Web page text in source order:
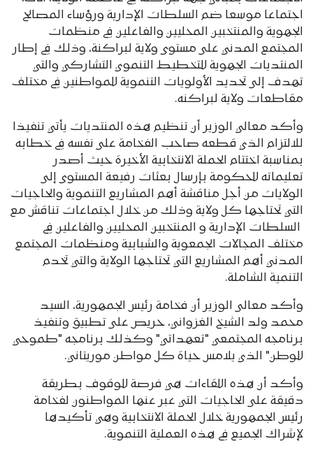
اجتماعا موسعا ضم السلطات الإدارية ورؤساء المصالح
الجهوية والمنتخبين المحليين والفاعلين في منظمات
المجتمع المدني على مستوى ولاية لبراكنة، وذلك في إطار
المنتديات الجهوية للتخطيط التنموي التشاركي والتي
تهدف إلى تحديد الأولويات التنموية للمواطنين في مختلف
مقاطعات ولاية لبراكنه.
وأكد معالي الوزير أن تنظيم هذه المنتديات يأتي تنفيذا
للالتزام الذي قطعه صاحب الفخامة على نفسه في خطابه
بمناسبة اختتام الحملة الانتخابية الأخيرة حيث أصدر
تعليماته للحكومة بإرسال بعثات رفيعة المستوى إلى
الولايات من أجل مناقشة أهم المشاريع التنموية والحاجيات
التي تحتاجها كل ولاية وذلك من خلال اجتماعات تناقش مع
السلطات الإدارية و المنتخبين المحليين والفاعلين في
مختلف المجالات الجمعوية والشبابية ومنظمات المجتمع
المدني أهم المشاريع التي تحتاجها الولاية والتي تخدم
التنمية الشاملة.
وأكد معالى الوزير أن فخامة رئيس الجمهورية، السيد
محمد ولد الشيخ الغزواني، حريص على تطبيق وتنفيذ
برنامجه المجتمعي "تعهداتي" وكذلك برنامجه "طموحي
للوطن" الذي يلامس حياة كل مواطن موريتاني.
وأكد أن هذه اللقاءات هي فرصة للوقوف بطريقة
دقيقة على الحاجيات التي عبر عنها المواطنون لفخامة
رئيس الجمهورية خلال الحملة الانتخابية وهي تأكيدها
لإشراك الجميع في هذه العملية التنموية.